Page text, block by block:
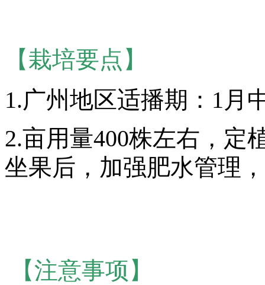
【栽培要点】
1.广州地区适播期：1月
2.亩用量400株左右，定
坐果后，加强肥水管理
【注意事项】